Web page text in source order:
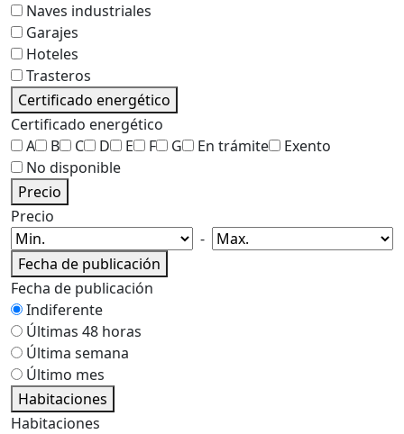
Naves industriales
Garajes
Hoteles
Trasteros
Certificado energético
Certificado energético
A
B C D E F G En trámite
Exento
No disponible
Precio
Precio
-
Fecha de publicación
Fecha de publicación
Indiferente
Últimas 48 horas
Última semana
Último mes
Habitaciones
Habitaciones